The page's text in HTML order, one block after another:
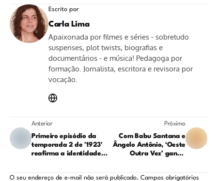
Escrito por
Carla Lima
Apaixonada por filmes e séries - sobretudo
suspenses, plot twists, biografias e
documentários - e música! Pedagoga por
formação. Jornalista, escritora e revisora por
vocação.
Anterior
Primeiro episódio da
temporada 2 de '1923'
reafirma a identidade
Próximo
Com Babu Santana e
Ângelo Antônio, ‘Oeste
Outra Vez’ ganha
veja!
O seu endereço de e-mail não será publicado. Campos obrigatórios